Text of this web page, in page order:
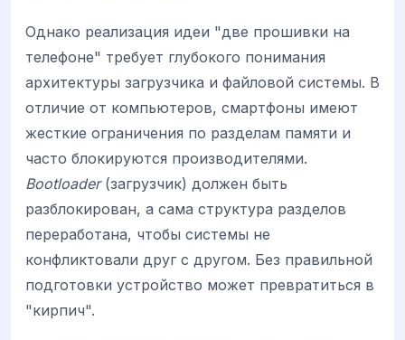
Однако реализация идеи "две прошивки на
телефоне" требует глубокого понимания
архитектуры загрузчика и файловой системы. В
отличие от компьютеров, смартфоны имеют
жесткие ограничения по разделам памяти и
часто блокируются производителями.
Bootloader(загрузчик) должен быть
разблокирован, а сама структура разделов
переработана, чтобы системы не
конфликтовали друг с другом. Без правильной
подготовки устройство может превратиться в
"кирпич".